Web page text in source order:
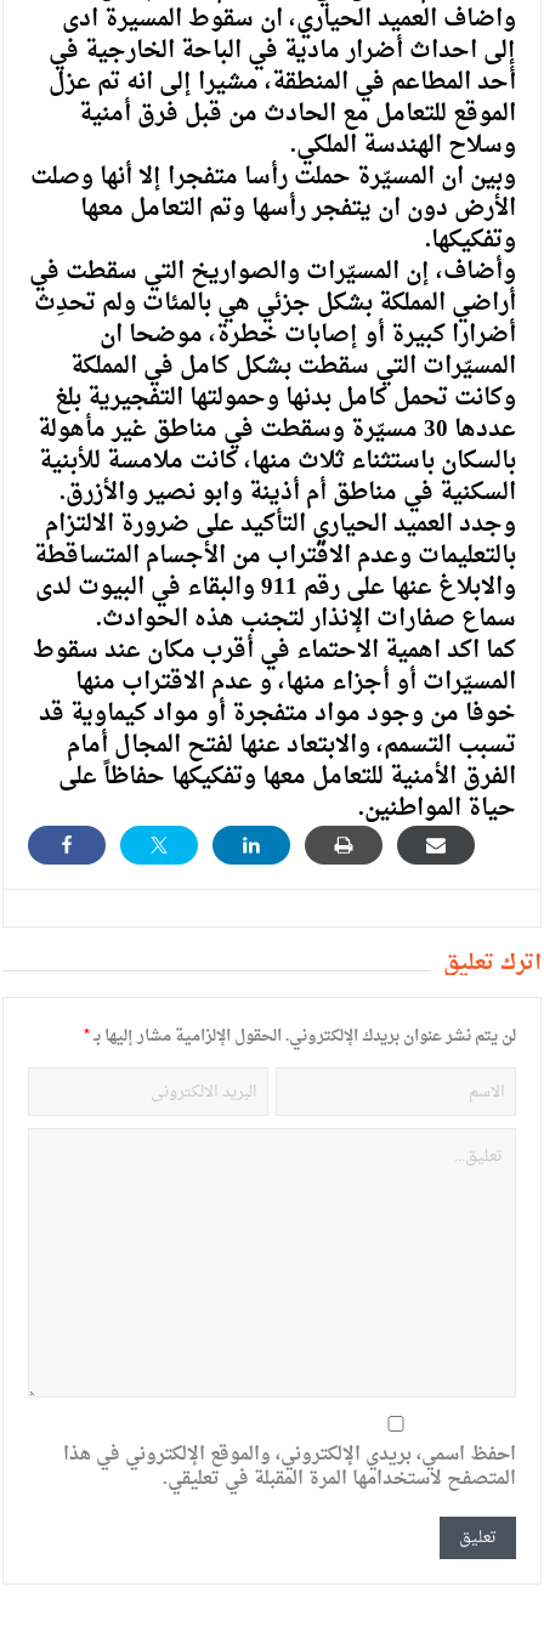
واضاف العميد الحياري، ان سقوط المسيرة ادى
إلى احداث أضرار مادية في الباحة الخارجية في
أحد المطاعم في المنطقة، مشيرا إلى انه تم عزل
الموقع للتعامل مع الحادث من قبل فرق أمنية
وسلاح الهندسة الملكي.
وبين ان المسيّرة حملت رأسا متفجرا إلا أنها وصلت
الأرض دون ان يتفجر رأسها وتم التعامل معها
وتفكيكها.
وأضاف، إن المسيّرات والصواريخ التي سقطت في
أراضي المملكة بشكل جزئي هي بالمئات ولم تحدِث
أضرارا كبيرة أو إصابات خطرة، موضحا ان
المسيّرات التي سقطت بشكل كامل في المملكة
وكانت تحمل كامل بدنها وحمولتها التفجيرية بلغ
عددها 30 مسيّرة وسقطت في مناطق غير مأهولة
بالسكان باستثناء ثلاث منها، كانت ملامسة للأبنية
السكنية في مناطق أم أذينة وابو نصير والأزرق.
وجدد العميد الحياري التأكيد على ضرورة الالتزام
بالتعليمات وعدم الاقتراب من الأجسام المتساقطة
والابلاغ عنها على رقم 911 والبقاء في البيوت لدى
سماع صفارات الإنذار لتجنب هذه الحوادث.
كما اكد اهمية الاحتماء في أقرب مكان عند سقوط
المسيّرات أو أجزاء منها، و عدم الاقتراب منها
خوفا من وجود مواد متفجرة أو مواد كيماوية قد
تسبب التسمم، والابتعاد عنها لفتح المجال أمام
الفرق الأمنية للتعامل معها وتفكيكها حفاظاً على
حياة المواطنين.
أترك تعليق
لن يتم نشر عنوان بريدك الإلكتروني.الحقول الإلزامية مشار إليها بـ*
احفظ اسمي، بريدي الإلكتروني، والموقع الإلكتروني في هذا
المتصفح لاستخدامها المرة المقبلة في تعليقي.